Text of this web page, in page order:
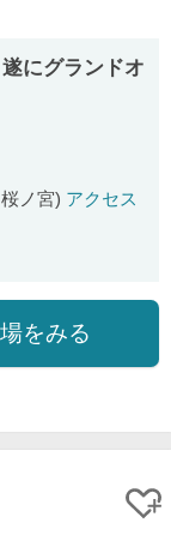
にグランドオ
ノ宮) アクセス
をみる